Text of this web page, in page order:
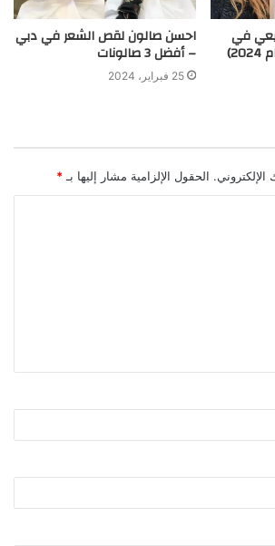
في احسن صالون لقص الشعر في دبي
– أفضل 3 صالونات
25 فبراير، 2024
الحقول الإلزامية مشار إليها بـ *